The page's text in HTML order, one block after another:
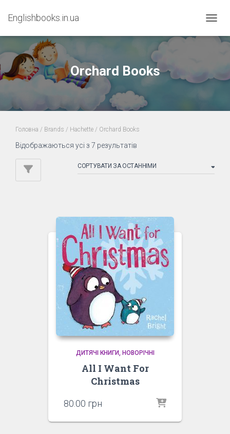
Englishbooks.in.ua
Orchard Books
Головна / Brands / Hachette / Orchard Books
Відображаються усі з 7 результатів
latest
ДИТЯЧІ КНИГИ НОВОРІЧНІ
All I Want For
Christmas
80.00 грн